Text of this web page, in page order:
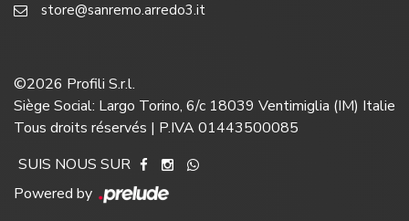
store@sanremo.arredo3.it
©2026 Profili S.r.l.
Siège Social: Largo Torino, 6/c 18039 Ventimiglia (IM) Italie
Tous droits réservés | P.IVA 01443500085
SUIS NOUS SUR
Powered by